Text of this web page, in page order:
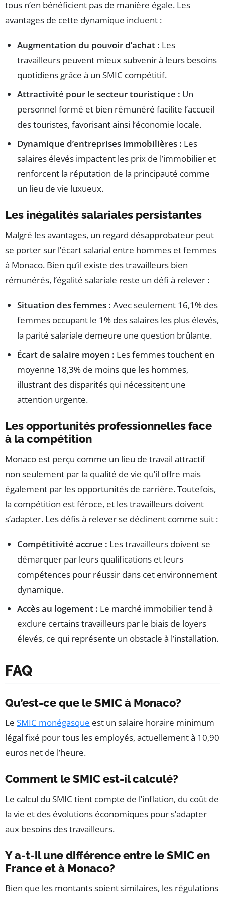
tous n’en bénéficient pas de manière égale. Les
avantages de cette dynamique incluent :
Augmentation du pouvoir d’achat : Les
travailleurs peuvent mieux subvenir à leurs besoins
quotidiens grâce à un SMIC compétitif.
Attractivité pour le secteur touristique : Un
personnel formé et bien rémunéré facilite l’accueil
des touristes, favorisant ainsi l’économie locale.
Dynamique d’entreprises immobilières : Les
salaires élevés impactent les prix de l’immobilier et
renforcent la réputation de la principauté comme
un lieu de vie luxueux.
Les inégalités salariales persistantes
Malgré les avantages, un regard désapprobateur peut
se porter sur l’écart salarial entre hommes et femmes
à Monaco. Bien qu’il existe des travailleurs bien
rémunérés, l’égalité salariale reste un défi à relever :
Situation des femmes : Avec seulement 16,1% des
femmes occupant le 1% des salaires les plus élevés,
la parité salariale demeure une question brûlante.
Écart de salaire moyen : Les femmes touchent en
moyenne 18,3% de moins que les hommes,
illustrant des disparités qui nécessitent une
attention urgente.
Les opportunités professionnelles face
à la compétition
Monaco est perçu comme un lieu de travail attractif
non seulement par la qualité de vie qu’il offre mais
également par les opportunités de carrière. Toutefois,
la compétition est féroce, et les travailleurs doivent
s’adapter. Les défis à relever se déclinent comme suit :
Compétitivité accrue : Les travailleurs doivent se
démarquer par leurs qualifications et leurs
compétences pour réussir dans cet environnement
dynamique.
Accès au logement : Le marché immobilier tend à
exclure certains travailleurs par le biais de loyers
élevés, ce qui représente un obstacle à l’installation.
FAQ
Qu’est-ce que le SMIC à Monaco?
Le SMIC monégasque est un salaire horaire minimum
légal fixé pour tous les employés, actuellement à 10,90
euros net de l’heure.
Comment le SMIC est-il calculé?
Le calcul du SMIC tient compte de l’inflation, du coût de
la vie et des évolutions économiques pour s’adapter
aux besoins des travailleurs.
Y a-t-il une différence entre le SMIC en
France et à Monaco?
Bien que les montants soient similaires, les régulations